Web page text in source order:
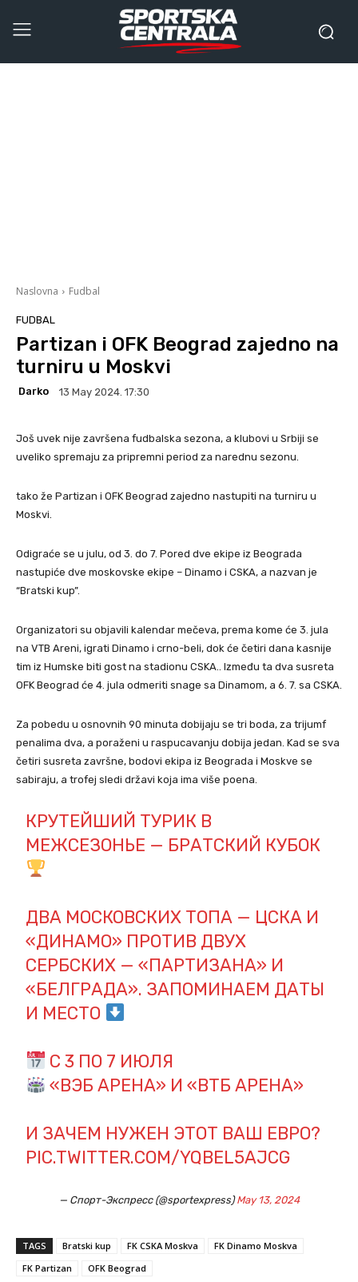
Naslovna Fudbal
FUDBAL
Partizan i OFK Beograd zajedno na
turniru u Moskvi
Darko 13 May 2024. 17:30
Još uvek nije završena fudbalska sezona, a klubovi u Srbiji se
uveliko spremaju za pripremni period za narednu sezonu.
tako že Partizan i OFK Beograd zajedno nastupiti na turniru u
Moskvi.
Odigraće se u julu, od 3. do 7. Pored dve ekipe iz Beograda
nastupiće dve moskovske ekipe – Dinamo i CSKA, a nazvan je
“Bratski kup”.
Organizatori su objavili kalendar mečeva, prema kome će 3. jula
na VTB Areni, igrati Dinamo i crno-beli, dok će četiri dana kasnije
tim iz Humske biti gost na stadionu CSKA.. Između ta dva susreta
OFK Beograd će 4. jula odmeriti snage sa Dinamom, a 6. 7. sa CSKA.
Za pobedu u osnovnih 90 minuta dobijaju se tri boda, za trijumf
penalima dva, a poraženi u raspucavanju dobija jedan. Kad se sva
četiri susreta završne, bodovi ekipa iz Beograda i Moskve se
sabiraju, a trofej sledi državi koja ima više poena.
КРУТЕЙШИЙ ТУРИК В
МЕЖСЕЗОНЬЕ — БРАТСКИЙ КУБОК
ДВА МОСКОВСКИХ ТОПА — ЦСКА И
«ДИНАМО» ПРОТИВ ДВУХ
СЕРБСКИХ — «ПАРТИЗАНА» И
«БЕЛГРАДА». ЗАПОМИНАЕМ ДАТЫ
И МЕСТО
С 3 ПО 7 ИЮЛЯ
«ВЭБ АРЕНА» И «ВТБ АРЕНА»
И ЗАЧЕМ НУЖЕН ЭТОТ ВАШ ЕВРО?
PIC.TWITTER.COM/YQBEL5AJCG
— Спорт-Экспресс (@sportexpress)May 13, 2024
TAGS Bratski kup FK CSKA Moskva
FK Dinamo Moskva
FK Partizan
OFK Beograd